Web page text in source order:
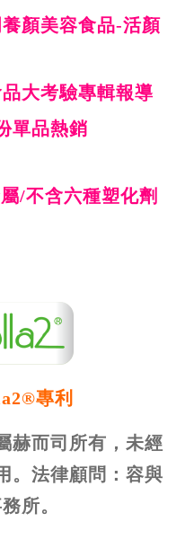
顏美容食品-活顏
大考驗專輯報導
單品熱銷
/不含六種塑化劑
專利
赫而司所有，未經
。法律顧問：容與
所。